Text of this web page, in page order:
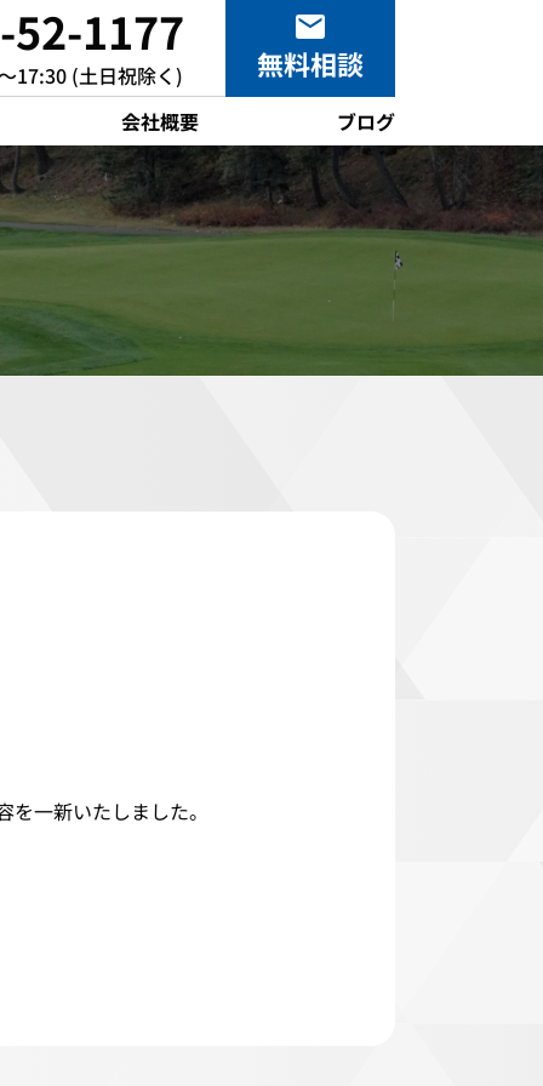
52-1177
17:30 (土日祝除く) 無料相談
水産養殖場
会社概要 ブログ
一新いたしました。